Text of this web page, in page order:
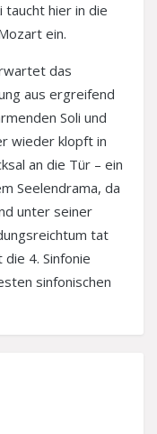
taucht hier in die
ein.
das
aus ergreifend
Soli und
wieder klopft in
an die Tür – ein
Seelendrama, da
unter seiner
tat
4. Sinfonie
sinfonischen